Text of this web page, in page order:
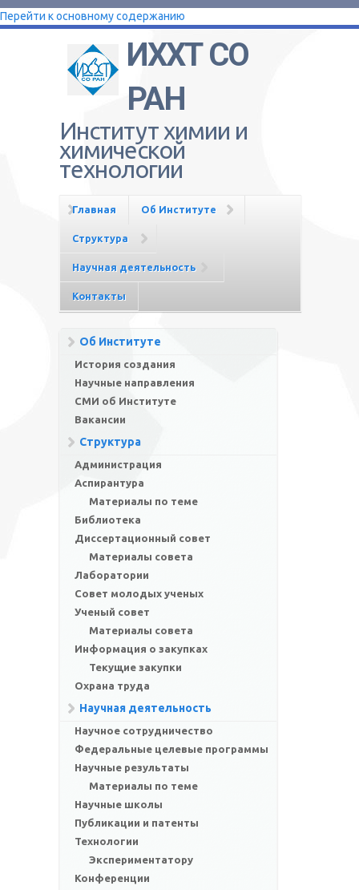
Перейти к основному содержанию
ИХХТ СО
РАН
Институт химии и
химической
технологии
Главная Об Институте
Структура
Научная деятельность
Контакты
Об Институте
История создания
Научные направления
СМИ об Институте
Вакансии
Структура
Администрация
Аспирантура
Материалы по теме
Библиотека
Диссертационный совет
Материалы совета
Лаборатории
Совет молодых ученых
Ученый совет
Материалы совета
Информация о закупках
Текущие закупки
Охрана труда
Научная деятельность
Научное сотрудничество
Федеральные целевые программы
Научные результаты
Материалы по теме
Научные школы
Публикации и патенты
Технологии
Экспериментатору
Конференции